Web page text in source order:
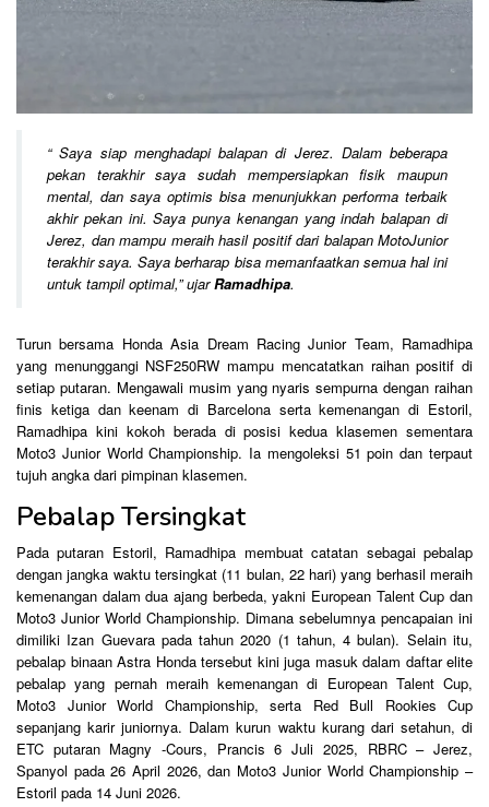
“Saya siap menghadapi balapan di Jerez. Dalam beberapa
pekan terakhir saya sudah mempersiapkan fisik maupun
mental, dan saya optimis bisa menunjukkan performa terbaik
akhir pekan ini. Saya punya kenangan yang indah balapan di
Jerez, dan mampu meraih hasil positif dari balapan MotoJunior
terakhir saya. Saya berharap bisa memanfaatkan semua hal ini
untuk tampil optimal,” ujarRamadhipa.
Turun bersama Honda Asia Dream Racing Junior Team, Ramadhipa
yang menunggangi NSF250RW mampu mencatatkan raihan positif di
setiap putaran. Mengawali musim yang nyaris sempurna dengan raihan
finis ketiga dan keenam di Barcelona serta kemenangan di Estoril,
Ramadhipa kini kokoh berada di posisi kedua klasemen sementara
Moto3 Junior World Championship. Ia mengoleksi 51 poin dan terpaut
tujuh angka dari pimpinan klasemen.
Pebalap Tersingkat
Pada putaran Estoril, Ramadhipa membuat catatan sebagai pebalap
dengan jangka waktu tersingkat (11 bulan, 22 hari) yang berhasil meraih
kemenangan dalam dua ajang berbeda, yakni European Talent Cup dan
Moto3 Junior World Championship. Dimana sebelumnya pencapaian ini
dimiliki Izan Guevara pada tahun 2020 (1 tahun, 4 bulan). Selain itu,
pebalap binaan Astra Honda tersebut kini juga masuk dalam daftar elite
pebalap yang pernah meraih kemenangan di European Talent Cup,
Moto3 Junior World Championship, serta Red Bull Rookies Cup
sepanjang karir juniornya. Dalam kurun waktu kurang dari setahun, di
ETC putaran Magny -Cours, Prancis 6 Juli 2025, RBRC – Jerez,
Spanyol pada 26 April 2026, dan Moto3 Junior World Championship –
Estoril pada 14 Juni 2026.